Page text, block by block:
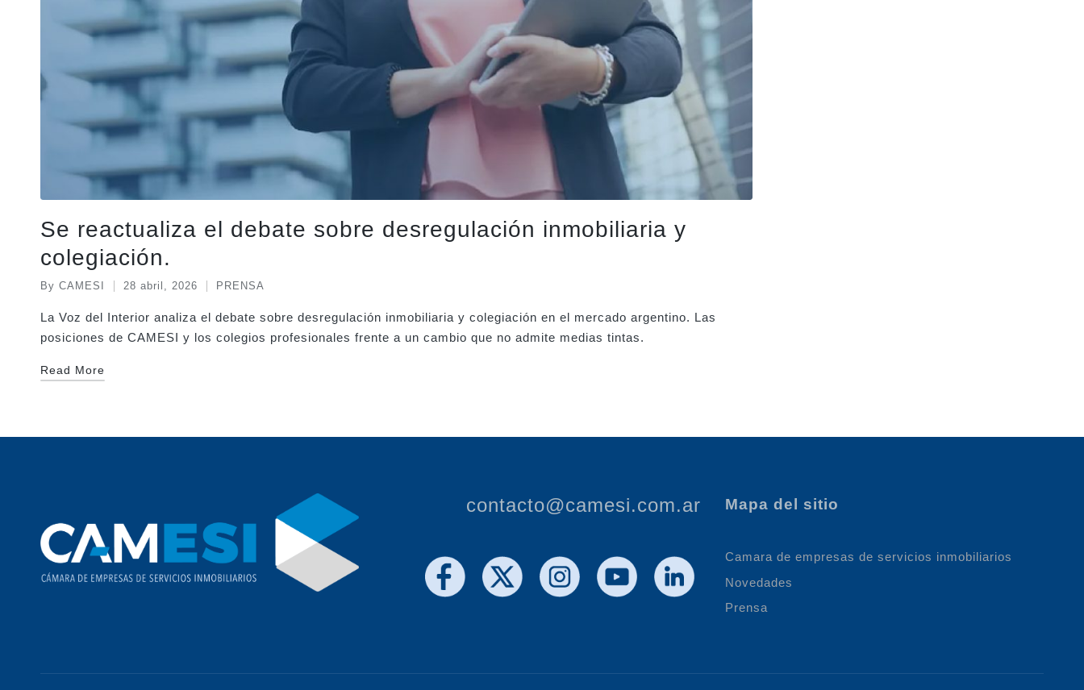
Se reactualiza el debate sobre desregulación inmobiliaria y
colegiación.
Posted
by
By CAMESI 28 abril, 2026
Posted
in
PRENSA
La Voz del Interior analiza el debate sobre desregulación inmobiliaria y colegiación en el mercado argentino. Las
posiciones de CAMESI y los colegios profesionales frente a un cambio que no admite medias tintas.
Read More
contacto@camesi.com.ar Mapa del sitio
Camara de empresas de servicios inmobiliarios
Novedades
Prensa